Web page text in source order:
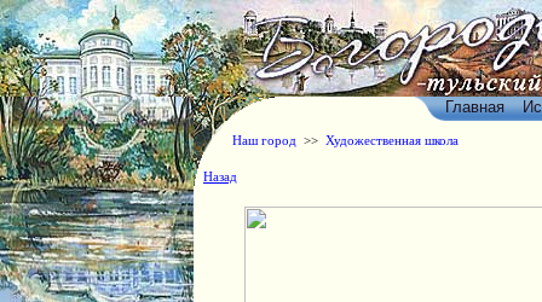
Главная
Наш город >> Художественная школа
Назад